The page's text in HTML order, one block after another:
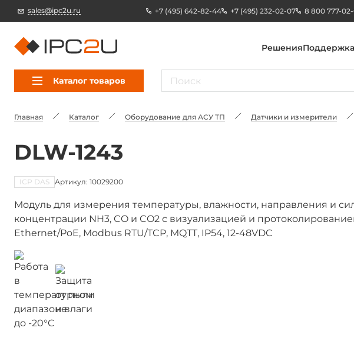
sales@ipc2u.ru +7 (495) 642-82-44 +7 (495) 232-02-07 8 800 777-
Решения
Каталог товаров
Главная Каталог Оборудование для АСУ ТП Датчики и измерители
DLW-1243
ICP DAS Артикул: 10029200
Модуль для измерения температуры, влажности, направления и
концентрации NH3, CO и CO2 с визуализацией и
Ethernet/PoE, Modbus RTU/TCP, MQTT, IP54, 12-48VDC